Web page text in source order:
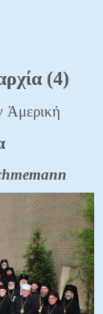
(4)
Ἀμερική